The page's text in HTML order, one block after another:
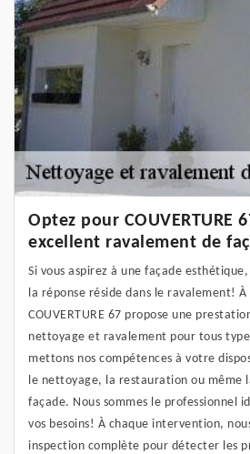
Optez pour COUVERTURE
excellent ravalement de
Si vous aspirez à une façade
la réponse réside dans le ravalement! À
COUVERTURE 67 propose une
nettoyage et ravalement pour tous
mettons nos compétences à votre
le nettoyage, la restauration ou même
façade. Nous sommes le professionnel
vos besoins! À chaque intervention,
inspection complète pour détecter les